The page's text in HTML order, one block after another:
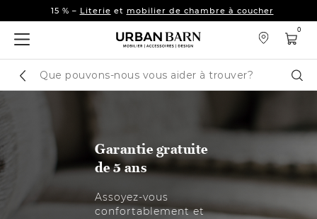
La collection d’automne est arrivée. 🍂 Nouveautés
La collection d’automne est arrivée. 🍂
Nouveautés
recherche
0
Garantie gratuite
de 5 ans
Assoyez-vous
confortablement et